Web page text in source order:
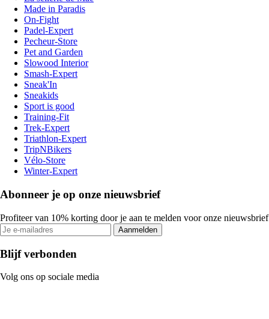
Made in Paradis
On-Fight
Padel-Expert
Pecheur-Store
Pet and Garden
Slowood Interior
Smash-Expert
Sneak'In
Sneakids
Sport is good
Training-Fit
Trek-Expert
Triathlon-Expert
TripNBikers
Vélo-Store
Winter-Expert
Abonneer je op onze nieuwsbrief
Profiteer van 10% korting door je aan te melden voor onze nieuwsbrief
Aanmelden
Blijf verbonden
Volg ons op sociale media